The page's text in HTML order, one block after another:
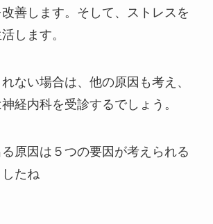
善します。そして、ストレスを
します。
ない場合は、他の原因も考え、
経内科を受診するでしょう。
原因は５つの要因が考えられる
たね